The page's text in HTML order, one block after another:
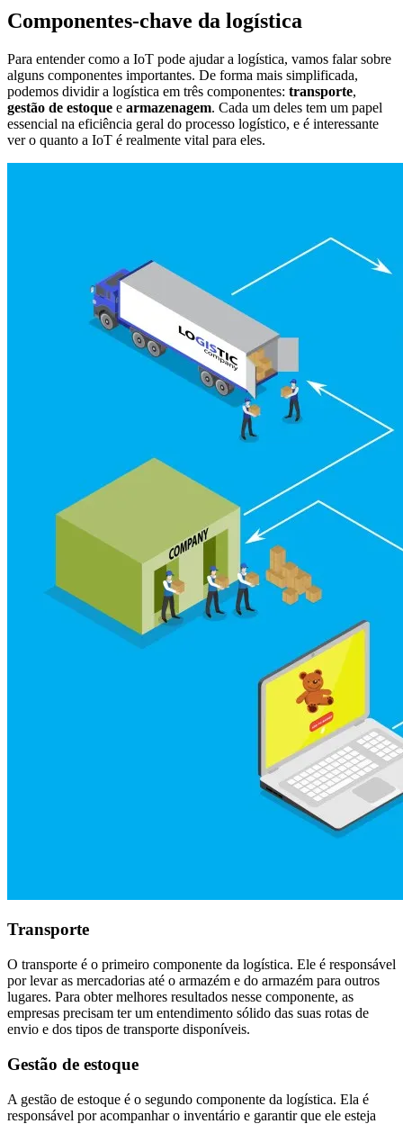
Componentes-chave da logística
Para entender como a IoT pode ajudar a logística, vamos falar sobre
alguns componentes importantes. De forma mais simplificada,
podemos dividir a logística em três componentes: transporte,
gestão de estoque e armazenagem. Cada um deles tem um papel
essencial na eficiência geral do processo logístico, e é interessante
ver o quanto a IoT é realmente vital para eles.
Transporte
O transporte é o primeiro componente da logística. Ele é responsável
por levar as mercadorias até o armazém e do armazém para outros
lugares. Para obter melhores resultados nesse componente, as
empresas precisam ter um entendimento sólido das suas rotas de
envio e dos tipos de transporte disponíveis.
Gestão de estoque
A gestão de estoque é o segundo componente da logística. Ela é
responsável por acompanhar o inventário e garantir que ele esteja